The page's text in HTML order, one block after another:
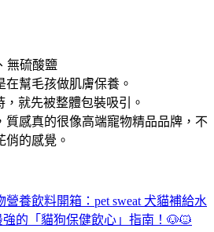
無硫酸鹽
幫毛孩做肌膚保養。
，就先被整體包裝吸引。
質感真的很像高端寵物精品品牌，不
俏的感覺。
養飲料開箱：pet sweat 犬貓補給水
的「貓狗保健飲心」指南！🐶🐱